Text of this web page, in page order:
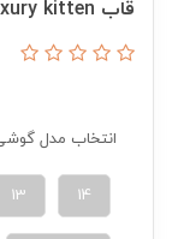
قاب C005627Vogue luxury kitten
انتخاب مدل
14
13